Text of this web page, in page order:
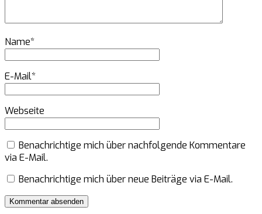
Name*
E-Mail*
Webseite
Benachrichtige mich über nachfolgende Kommentare
via E-Mail.
Benachrichtige mich über neue Beiträge via E-Mail.